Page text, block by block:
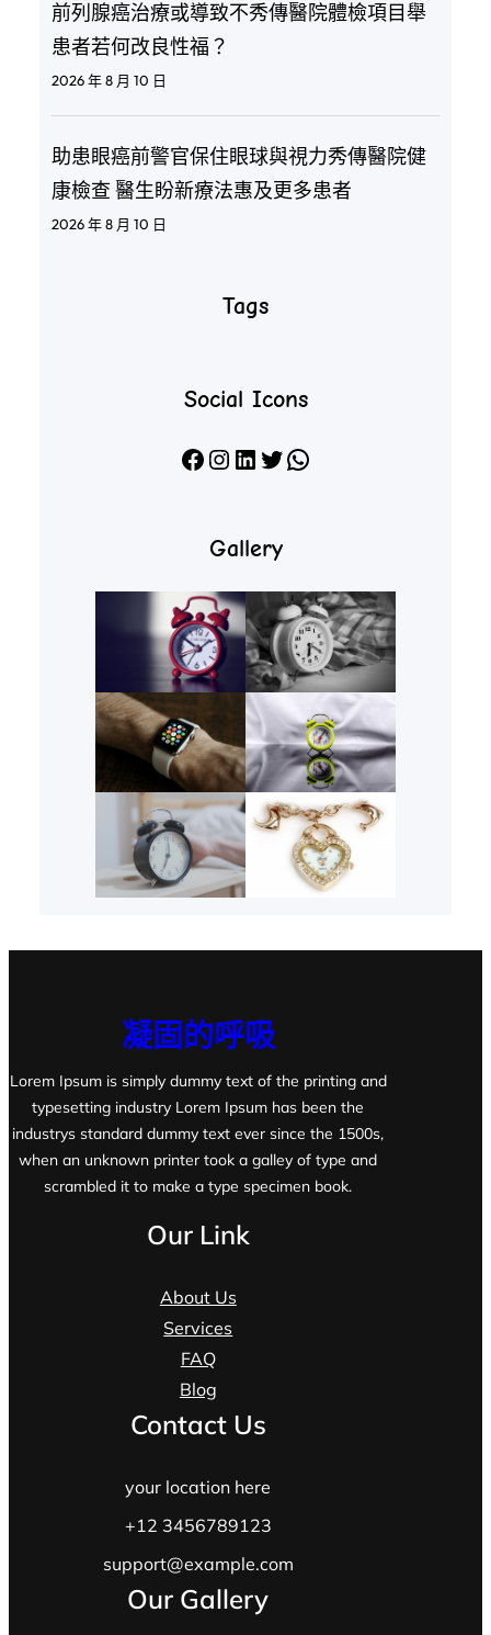
前列腺癌治療或導致不秀傳醫院體檢項目舉
患者若何改良性福？
2026 年 8 月 10 日
助患眼癌前警官保住眼球與視力秀傳醫院健
康檢查 醫生盼新療法惠及更多患者
2026 年 8 月 10 日
Tags
Social Icons
Facebook Instagram LinkedIn X WhatsApp
Gallery
凝固的呼吸
Lorem Ipsum is simply dummy text of the printing and
typesetting industry Lorem Ipsum has been the
industrys standard dummy text ever since the 1500s,
when an unknown printer took a galley of type and
scrambled it to make a type specimen book.
Our Link
About Us
Services
FAQ
Blog
Contact Us
your location here
+12 3456789123
support@example.com
Our Gallery